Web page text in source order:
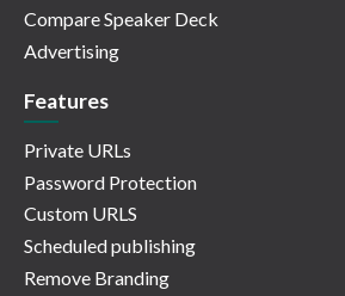
Compare Speaker Deck
Advertising
Features
Private URLs
Password Protection
Custom URLS
Scheduled publishing
Remove Branding